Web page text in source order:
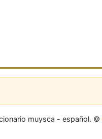
muysca - español. ©